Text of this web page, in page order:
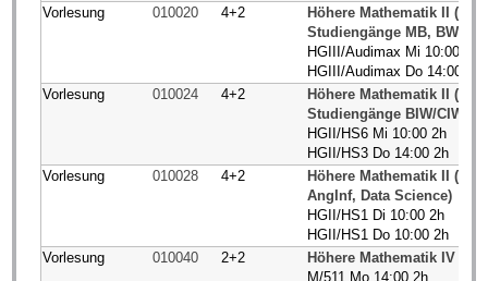
Vorlesung
010020 4+2
Höhere Mathematik II
Studiengänge MB, BW
HGIII/Audimax Mi 10:00 2h
HGIII/Audimax Do 14:00 2h
Vorlesung
010024 4+2
Höhere Mathematik II
Studiengänge BIW/CIW
HGII/HS6 Mi 10:00 2h
HGII/HS3 Do 14:00 2h
Vorlesung
010028 4+2
Höhere Mathematik II
AngInf, Data Science)
HGII/HS1 Di 10:00 2h
HGII/HS1 Do 10:00 2h
Vorlesung
010040 2+2
Höhere Mathematik IV
M/511 Mo 14:00 2h